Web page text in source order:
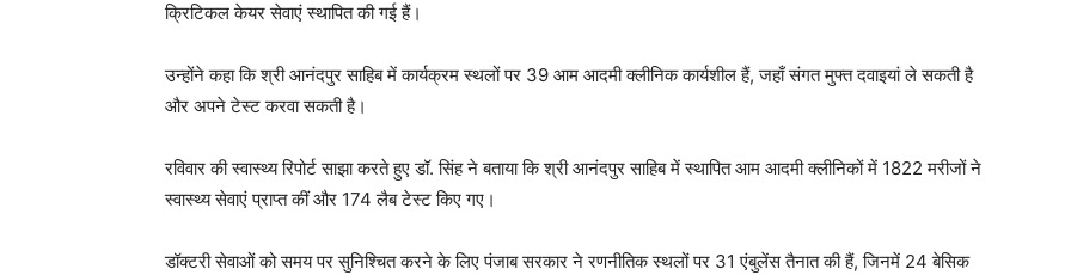
क्रिटिकल केयर सेवाएं स्थापित की गई हैं।
उन्होंने कहा कि श्री आनंदपुर साहिब में कार्यक्रम स्थलों पर 39 आम आदमी क्लीनिक कार्यशील हैं, जहाँ संगत मुफ्त दवाइयां ले सकती है
और अपने टेस्ट करवा सकती है।
रविवार की स्वास्थ्य रिपोर्ट साझा करते हुए डॉ. सिंह ने बताया कि श्री आनंदपुर साहिब में स्थापित आम आदमी क्लीनिकों में 1822 मरीजों ने
स्वास्थ्य सेवाएं प्राप्त कीं और 174 लैब टेस्ट किए गए।
डॉक्टरी सेवाओं को समय पर सुनिश्चित करने के लिए पंजाब सरकार ने रणनीतिक स्थलों पर 31 एंबुलेंस तैनात की हैं, जिनमें 24 बेसिक